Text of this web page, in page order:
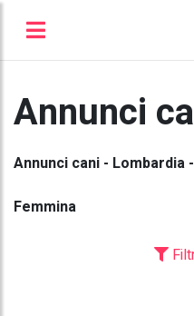
Annunci
Annunci cani - Lombardia
Femmina